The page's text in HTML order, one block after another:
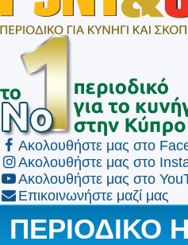
Ακολουθήστε μας στο
Ακολουθήστε μας στο
Ακολουθήστε μας στο
Επικοινωνήστε μαζί μας
ΠΕΡΙΟΔΙΚΟ